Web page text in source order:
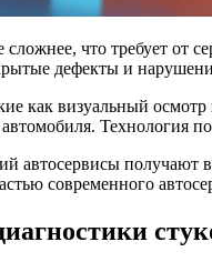
что требует от
дефекты и
как визуальный осмотр
Технология
получают
современного